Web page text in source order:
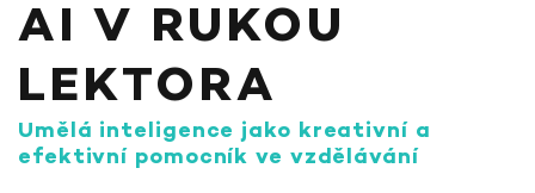
AI V RUKOU
LEKTORA
Umělá inteligence jako kreativní a
efektivní pomocník ve vzdělávání